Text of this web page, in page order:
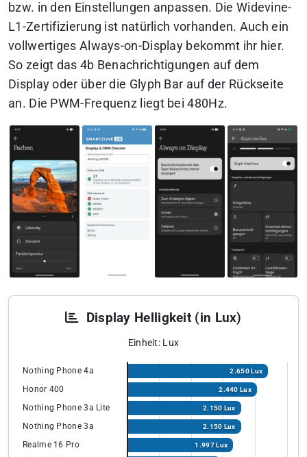
bzw. in den Einstellungen anpassen. Die Widevine-
L1-Zertifizierung ist natürlich vorhanden. Auch ein
vollwertiges Always-on-Display bekommt ihr hier.
So zeigt das 4b Benachrichtigungen auf dem
Display oder über die Glyph Bar auf der Rückseite
an. Die PWM-Frequenz liegt bei 480Hz.
Display Helligkeit (in Lux)
Einheit: Lux
Nothing Phone 4a 2.650 Lux
Honor 400 2.440 Lux
Nothing Phone 3a Lite 2.150 Lux
Nothing Phone 3a 2.150 Lux
Realme 16 Pro 1.997 Lux